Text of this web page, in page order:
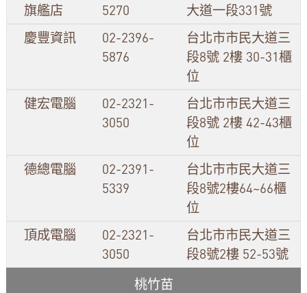
旗艦店
5270
大道一段331號
慶豐資訊
02-2396-
5876
台北市市民大道三
段8號 2樓 30-31櫃
位
健宏電腦
02-2321-
3050
台北市市民大道三
段8號 2樓 42-43櫃
位
德總電腦
02-2391-
5339
台北市市民大道三
段8號2樓64~66櫃
位
頂成電腦
02-2321-
3050
台北市市民大道三
段8號2樓 52-53號
桃竹苗